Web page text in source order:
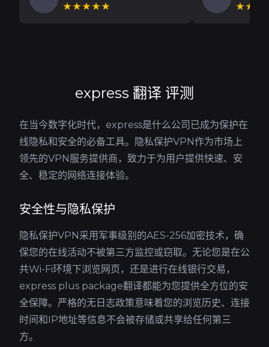
★★★★★
express 翻译 评测
在当今数字化时代，express是什么公司已成为保护在
线隐私和安全的必备工具。隐私保护VPN作为市场上
领先的VPN服务提供商，致力于为用户提供快速、安
全、稳定的网络连接体验。
安全性与隐私保护
隐私保护VPN采用军事级别的AES-256加密技术，确
保您的在线活动不被第三方监控或窃取。无论您是在公
共Wi-Fi环境下浏览网页，还是进行在线银行交易，
express plus package翻译都能为您提供全方位的安
全保障。严格的无日志政策意味着您的浏览历史、连接
时间和IP地址等信息不会被存储或共享给任何第三
方。